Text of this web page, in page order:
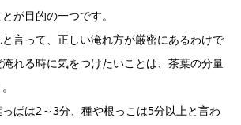
が目的の一つです。
言って、正しい淹れ方が厳密にあるわけで
れる時に気をつけたいことは、茶葉の分量
ぱは2～3分、種や根っこは5分以上と言わ